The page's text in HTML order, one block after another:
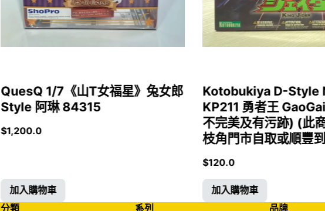
QuesQ 1/7《山T女福星》兔女郎
Style 阿琳 84315
$1,200.0
加入購物車
Kotobukiya D-Style
KP211 勇者王
不完美及有污跡) (此
枝角門市自取或順豐
$120.0
加入購物車
分類
系列 品牌